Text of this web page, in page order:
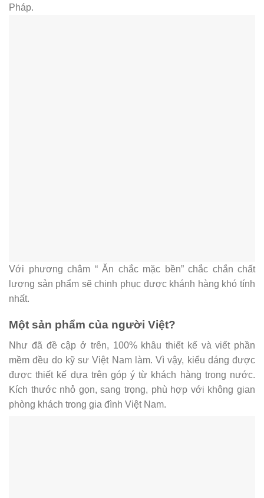
Pháp.
Với phương châm “ Ăn chắc mặc bền” chắc chắn chất
lượng sản phẩm sẽ chinh phục được khánh hàng khó tính
nhất.
Một sản phẩm của người Việt?
Như đã đề cập ở trên, 100% khâu thiết kế và viết phần
mềm đều do kỹ sư Việt Nam làm. Vì vậy, kiểu dáng được
được thiết kế dựa trên góp ý từ khách hàng trong nước.
Kích thước nhỏ gọn, sang trọng, phù hợp với không gian
phòng khách trong gia đình Việt Nam.